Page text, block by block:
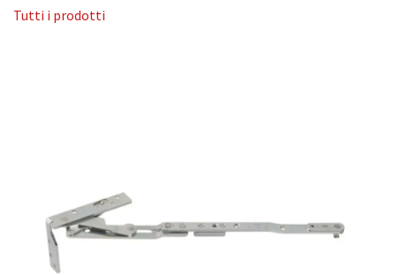
Tutti i prodotti